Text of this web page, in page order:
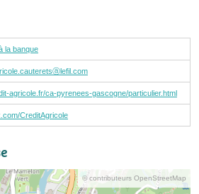
la banque
agricole.fr/ca-pyrenees-gascogne/particulier.html
CreditAgricole
© contributeurs OpenStreetMap